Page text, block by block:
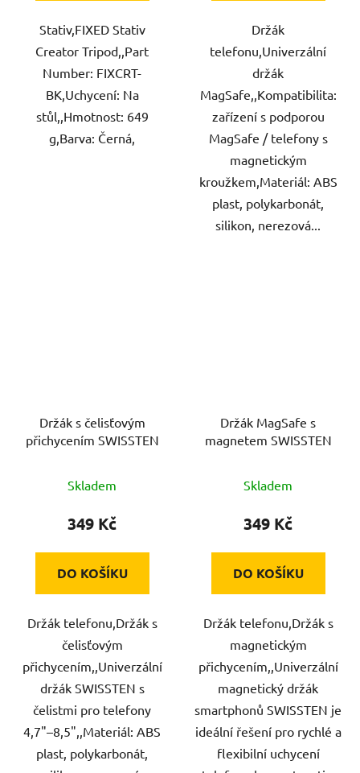
Stativ,FIXED Stativ
Creator Tripod,,Part
Number: FIXCRT-
BK,Uchycení: Na
stůl,,Hmotnost: 649
g,Barva: Černá,
Držák
telefonu,Univerzální
držák
MagSafe,,Kompatibilita:
zařízení s podporou
MagSafe / telefony s
magnetickým
kroužkem,Materiál: ABS
plast, polykarbonát,
silikon, nerezová...
Držák s čelisťovým
přichycením SWISSTEN
Skladem
349 Kč
DO KOŠÍKU
Držák telefonu,Držák s
čelisťovým
přichycením,,Univerzální
držák SWISSTEN s
čelistmi pro telefony
4,7"–8,5",,Materiál: ABS
plast, polykarbonát,
Držák MagSafe s
magnetem SWISSTEN
Skladem
349 Kč
DO KOŠÍKU
Držák telefonu,Držák s
magnetickým
přichycením,,Univerzální
magnetický držák
smartphonů SWISSTEN je
ideální řešení pro rychlé a
flexibilní uchycení